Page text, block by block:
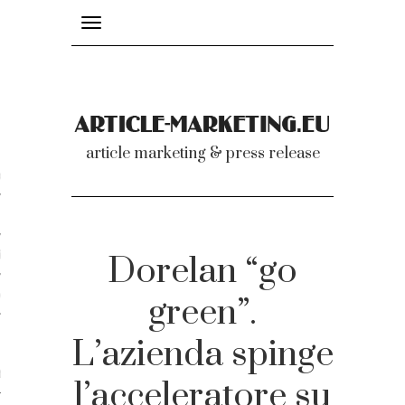
Toggle
navigation
article marketing & press release
Dorelan “go
green”.
L’azienda spinge